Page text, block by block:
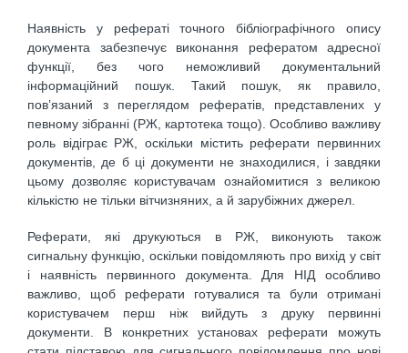
Наявність у рефераті точного бібліографічного опису
документа забезпечує виконання рефератом адресної
функції, без чого неможливий документальний
інформаційний пошук. Такий пошук, як правило,
пов’язаний з переглядом рефератів, представлених у
певному зібранні (РЖ, картотека тощо). Особливо важливу
роль відіграє РЖ, оскільки містить реферати первинних
документів, де б ці документи не знаходилися, і завдяки
цьому дозволяє користувачам ознайомитися з великою
кількістю не тільки вітчизняних, а й зарубіжних джерел.
Реферати, які друкуються в РЖ, виконують також
сигнальну функцію, оскільки повідомляють про вихід у світ
і наявність первинного документа. Для НІД особливо
важливо, щоб реферати готувалися та були отримані
користувачем перш ніж вийдуть з друку первинні
документи. В конкретних установах реферати можуть